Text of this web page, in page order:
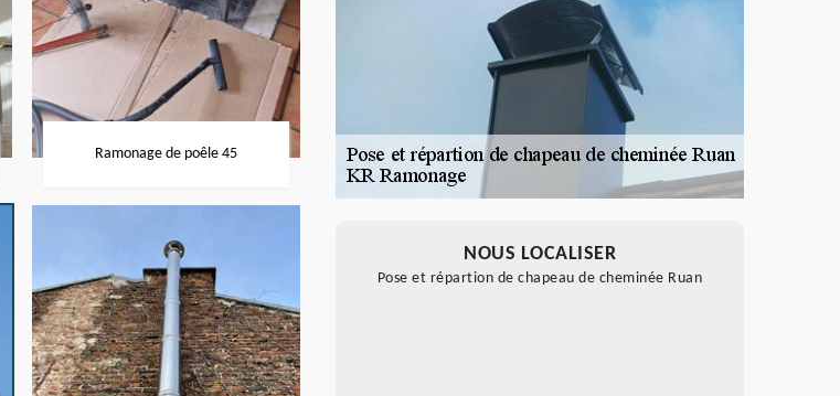
Ramonage de poêle 45
NOUS LOCALISER
Pose et répartion de chapeau de cheminée Ruan